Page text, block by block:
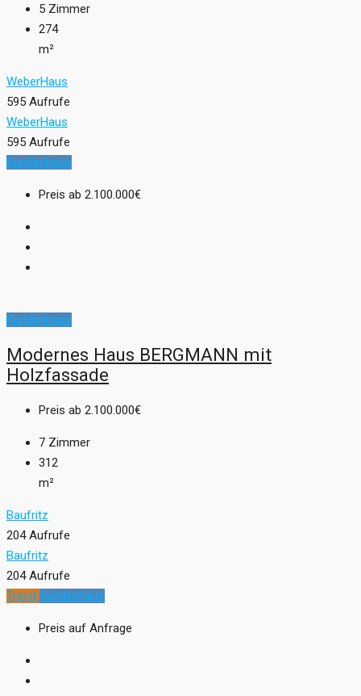
5 Zimmer
274
m²
WeberHaus
595 Aufrufe
WeberHaus
595 Aufrufe
Kundenhaus
Preis ab 2.100.000€
Kundenhaus
Modernes Haus BERGMANN mit
Holzfassade
Preis ab 2.100.000€
7 Zimmer
312
m²
Baufritz
204 Aufrufe
Baufritz
204 Aufrufe
Trend Kundenhaus
Preis auf Anfrage